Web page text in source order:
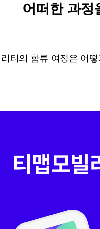
어떠한 과정
티의 합류 여정은 어